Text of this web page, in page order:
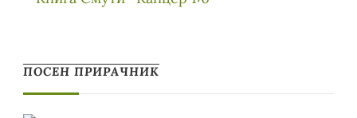
ПОСЕН ПРИРАЧНИК